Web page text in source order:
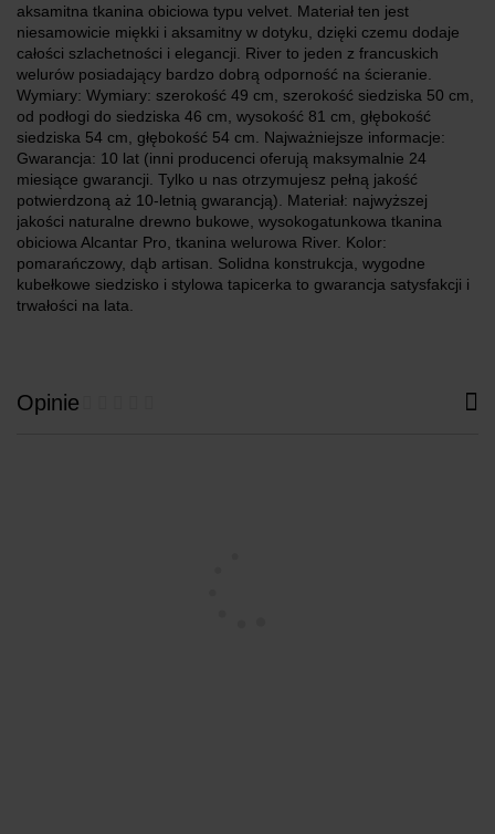
aksamitna tkanina obiciowa typu velvet. Materiał ten jest
niesamowicie miękki i aksamitny w dotyku, dzięki czemu dodaje
całości szlachetności i elegancji. River to jeden z francuskich
welurów posiadający bardzo dobrą odporność na ścieranie.
Wymiary: Wymiary: szerokość 49 cm, szerokość siedziska 50 cm,
od podłogi do siedziska 46 cm, wysokość 81 cm, głębokość
siedziska 54 cm, głębokość 54 cm.​ Najważniejsze informacje:
Gwarancja: 10 lat (inni producenci oferują maksymalnie 24
miesiące gwarancji. Tylko u nas otrzymujesz pełną jakość
potwierdzoną aż 10-letnią gwarancją). Materiał: najwyższej
jakości naturalne drewno bukowe, wysokogatunkowa tkanina
obiciowa Alcantar Pro, tkanina welurowa River. Kolor:
pomarańczowy, dąb artisan. Solidna konstrukcja, wygodne
kubełkowe siedzisko i stylowa tapicerka to gwarancja satysfakcji i
trwałości na lata.
Opinie